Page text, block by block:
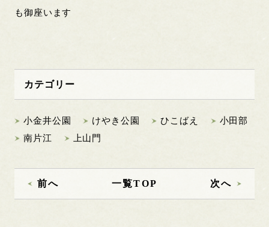
も御座います
カテゴリー
小金井公園 けやき公園 ひこばえ
小田部
南片江
上山門
前へ 一覧TOP 次へ